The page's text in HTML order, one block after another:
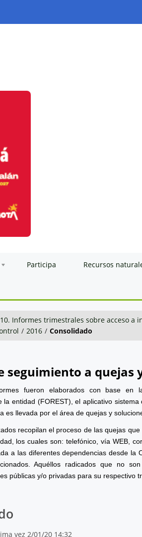
Participa Recursos
Informes trimestrales sobre acceso a
/ 2016 / Consolidado
seguimiento a quejas
fueron elaborados con base
la entidad (FOREST), el aplicativo
es llevada por el área de quejas y
recopilan el proceso de las quejas
los cuales son: telefónico, vía WEB,
a las diferentes dependencias desde
Aquéllos radicados que no
públicas y/o privadas para su respectivo
vez 2/01/20 14:32